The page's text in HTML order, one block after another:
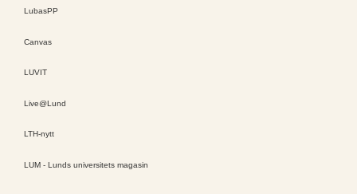
LubasPP
Canvas
LUVIT
Live@Lund
LTH-nytt
LUM - Lunds universitets magasin